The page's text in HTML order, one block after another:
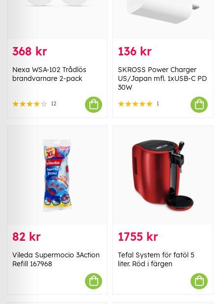
368 kr
Nexa WSA-102 Trådlös
brandvarnare 2-pack
12
136 kr
SKROSS Power Charger
US/Japan mfl. 1xUSB-C PD
30W
1
82 kr
Vileda Supermocio 3Action
Refill 167968
1755 kr
Tefal System för fatöl 5
liter. Röd i färgen